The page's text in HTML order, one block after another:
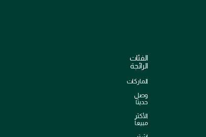
الفئات
الرائجة
الماركات
وصل
حديثاً
الأكثر
مبيعاً